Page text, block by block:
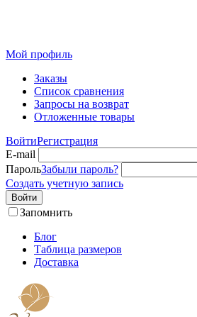
Мой профиль
Заказы
Список сравнения
Запросы на возврат
Отложенные товары
ВойтиРегистрация
E-mail
ПарольЗабыли пароль?
Создать учетную запись
Войти
Запомнить
Блог
Таблица размеров
Доставка